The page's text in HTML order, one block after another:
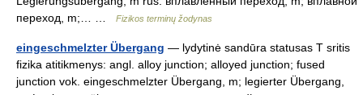
переход, m;… …
Fizikos terminų žodynas
eingeschmelzter Übergang — lydytinė sandūra statusas T sritis
fizika atitikmenys: angl. alloy junction; alloyed junction; fused
junction vok. eingeschmelzter Übergang, m; legierter Übergang,